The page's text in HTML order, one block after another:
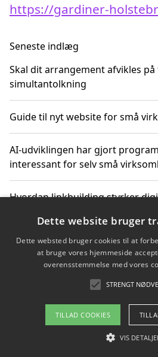
https://gardiner-
Seneste indlæg
Skal dit arrangement afvikles
simultantolkning
Guide til nyt website for små
AI-udviklingen har gjort
interessant for selv små
Hvordan linkbuilding styrker
Sådan har udviklingen inden
ændret sig
Copyright 2026 -
Om / kontakt
Dette website bruger
Dette websted bruger cookies til at
at bruge vores hjemmeside
overensstemmelse med vores
STRENGT
TILLAD COOKIES
VIS